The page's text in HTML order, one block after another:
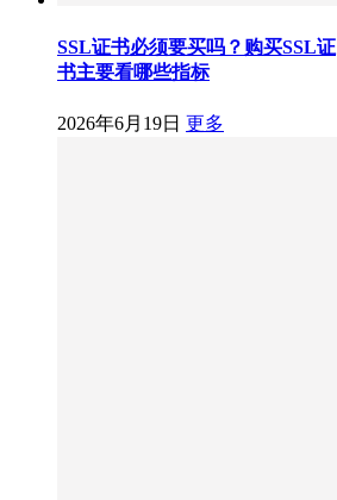
SSL证书必须要买吗？购买SSL证
书主要看哪些指标
2026年6月19日 更多